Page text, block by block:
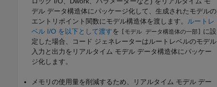
デル データ構造体にパッケージ化して、生成されたモデルの
エントリポイント関数にモデル構造体を渡します。
ルートレ
ベル I/O を以下として渡すを [モデル データ構造体の一部] に設
定した場合、コード ジェネレーターはルートレベルのモデル
入力と出力をリアルタイム モデル データ構造体にパッケー
ジ化します。
メモリの使用量を削減するため、リアルタイム モデル デー